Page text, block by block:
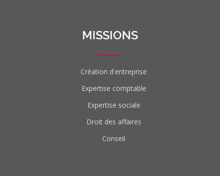
MISSIONS
Création d'entreprise
Expertise comptable
Expertise sociale
Droit des affaires
Conseil